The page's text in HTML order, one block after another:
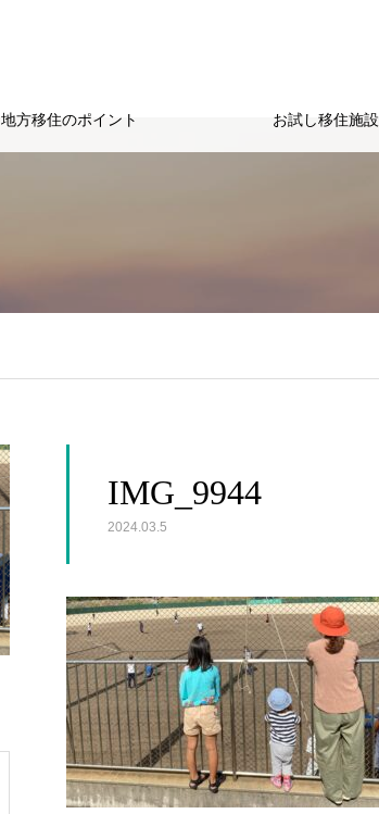
地方移住のポイント お試し移住施設
IMG_9944
2024.03.5